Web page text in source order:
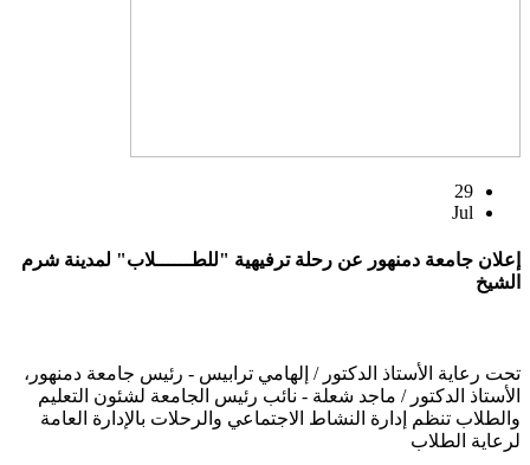
29
Jul
إعلان جامعة دمنهور عن رحلة ترفيهية "للطــــــلاب" لمدينة شرم
الشيخ
تحت رعاية الأستاذ الدكتور / إلهامي ترابيس - رئيس جامعة دمنهور،
الأستاذ الدكتور / ماجد شعلة - نائب رئيس الجامعة لشئون التعليم
والطلاب تنظم إدارة النشاط الاجتماعي والرحلات بالإدارة العامة
لرعاية الطلاب